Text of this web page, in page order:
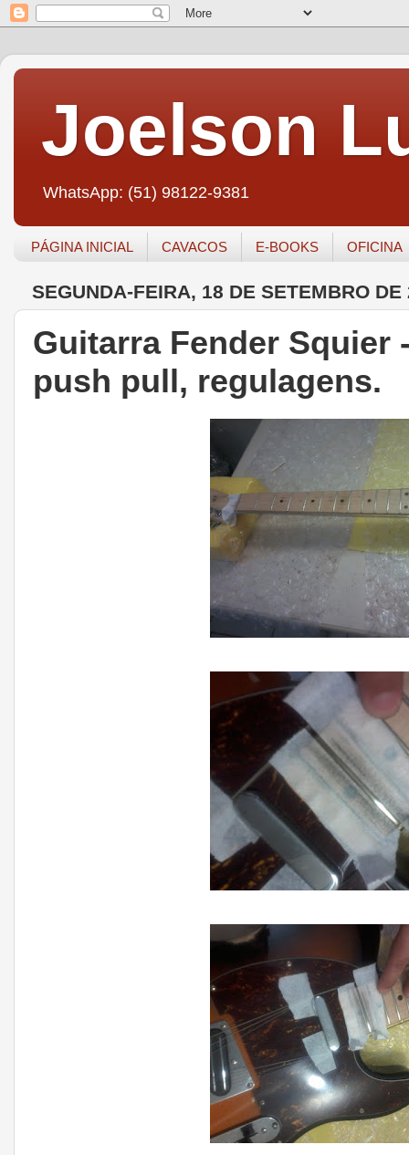
Joelson
WhatsApp: (51) 98122-9381
PÁGINA INICIAL CAVACOS E-BOOKS OFICINA
SEGUNDA-FEIRA, 18 DE SETEMBRO DE
Guitarra Fender Squier
push pull, regulagens.